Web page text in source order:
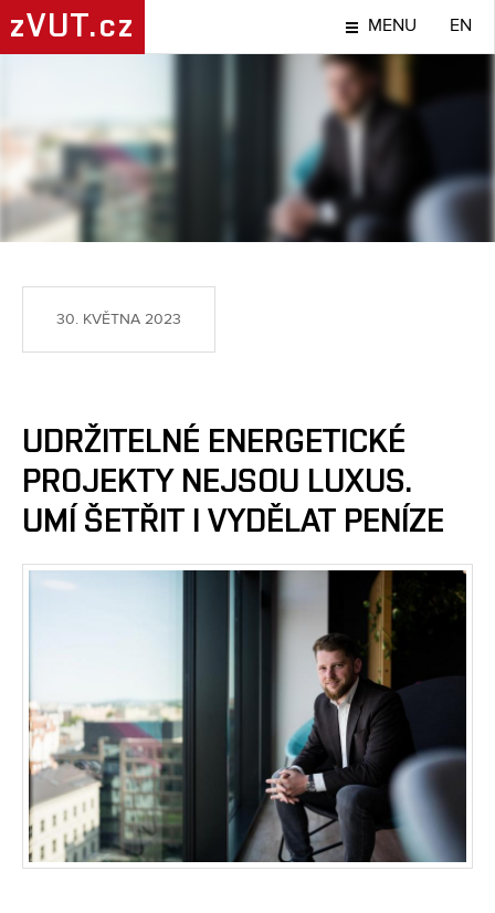
zVUT.cz MENU EN
TÉMA
30. KVĚTNA 2023
UDRŽITELNÉ ENERGETICKÉ
PROJEKTY NEJSOU LUXUS.
UMÍ ŠETŘIT I VYDĚLAT PENÍZE